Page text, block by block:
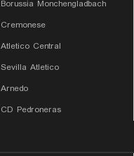
Borussia Monchengladbach
Cremonese
Atletico Central
Sevilla Atletico
Arnedo
CD Pedroneras